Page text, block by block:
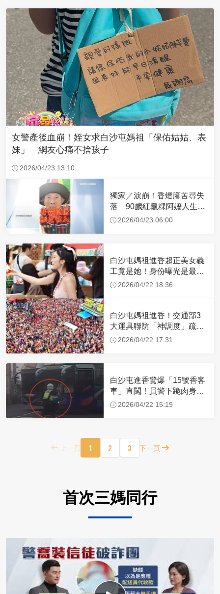
女警產後血崩！姪女求白沙屯媽祖「保佑姑姑、表
妹」 網友心痛不捨孩子
2026/04/23 13:10
獨家／淚崩！香燈腳苦尋失
落 90歲紅龜粿阿嬤人生謝
幕2026/04/23 06:00
白沙屯媽祖進香超正美女義
工竟是她！身份曝光是最美
禮生 一輩子不結婚
2026/04/22 18:36
白沙屯媽祖進香！交通部3
大運具聯防「神調度」疏運
32.1萬創新高
2026/04/22 17:31
白沙屯進香驚爆「15號香客
車」直闖！員警下跪肉身擋
車：讓行人先過
2026/04/22 15:19
上一頁 1 2 3 下一頁
首次三媽同行